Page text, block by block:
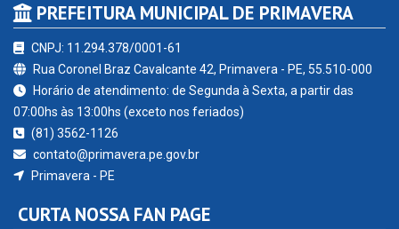
PREFEITURA MUNICIPAL DE PRIMAVERA
CNPJ: 11.294.378/0001-61
Rua Coronel Braz Cavalcante 42, Primavera - PE, 55.510-000
Horário de atendimento: de Segunda à Sexta, a partir das
07:00hs às 13:00hs (exceto nos feriados)
(81) 3562-1126
contato@primavera.pe.gov.br
Primavera - PE
CURTA NOSSA FAN PAGE